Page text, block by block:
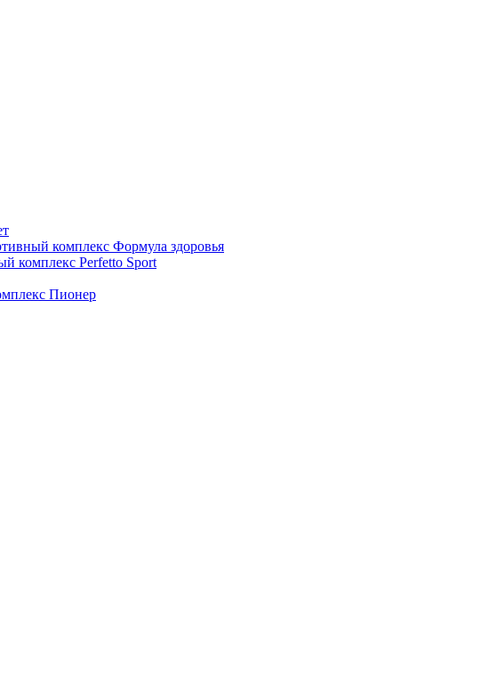
комплекс Формула здоровья
комплекс Perfetto Sport
Пионер